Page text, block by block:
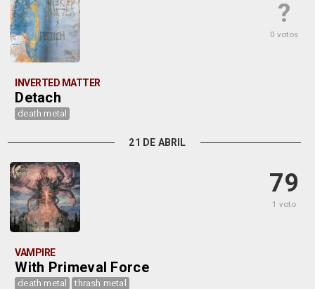
?
0 votos
INVERTED MATTER
Detach
death metal
21 DE ABRIL
79
1 voto
VAMPIRE
With Primeval Force
death metal thrash metal